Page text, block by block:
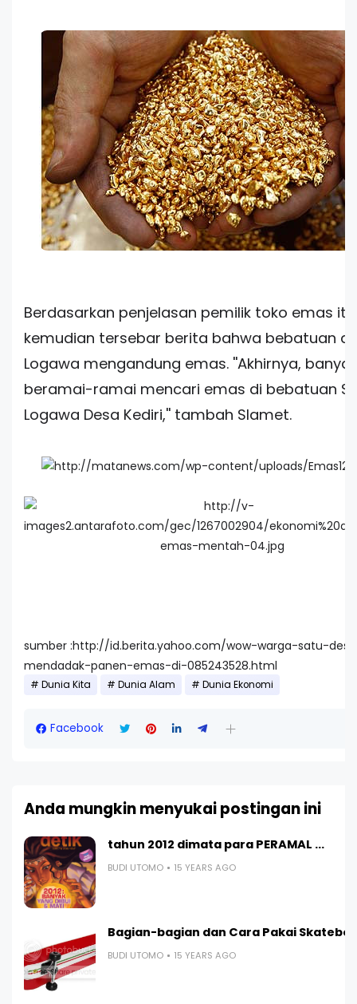
Berdasarkan penjelasan pemilik toko emas
kemudian tersebar berita bahwa bebatuan di
Logawa mengandung emas. ''Akhirnya,
beramai-ramai mencari emas di bebatuan
Logawa Desa Kediri,'' tambah Slamet.
sumber :http://id.berita.yahoo.com/wow-warga-satu-
mendadak-panen-emas-di-085243528.html
Dunia Kita Dunia Alam Dunia Ekonomi
Facebook
Anda mungkin menyukai postingan ini
tahun 2012 dimata para PERAMAL ...
BUDI UTOMO 15 YEARS AGO
Bagian-bagian dan Cara Pakai
BUDI UTOMO 15 YEARS AGO